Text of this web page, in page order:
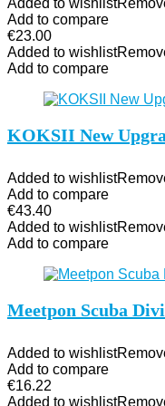
Added to wishlist
Add to compare
€23.00
Added to wishlist
Add to compare
KOKSII New
Added to wishlist
Add to compare
€43.40
Added to wishlist
Add to compare
Meetpon Scuba
Added to wishlist
Add to compare
€16.22
Added to wishlist